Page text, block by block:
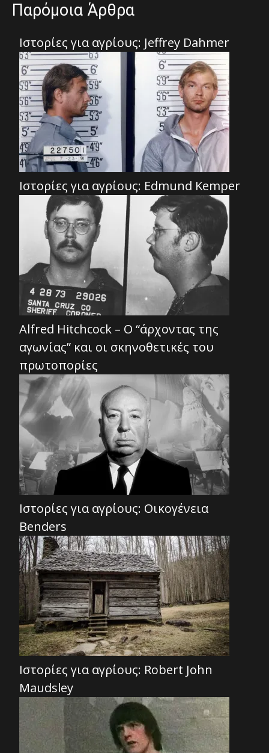
Παρόμοια Άρθρα
Ιστορίες για αγρίους: Jeffrey Dahmer
Ιστορίες για αγρίους: Edmund Kemper
Alfred Hitchcock – Ο “άρχοντας της
αγωνίας” και οι σκηνοθετικές του
πρωτοπορίες
Ιστορίες για αγρίους: Οικογένεια
Benders
Ιστορίες για αγρίους: Robert John
Maudsley